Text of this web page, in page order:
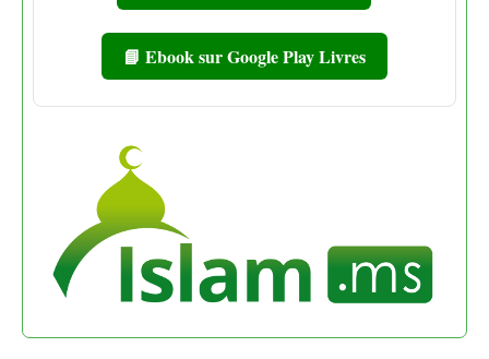
📘 Ebook sur Google Play Livres